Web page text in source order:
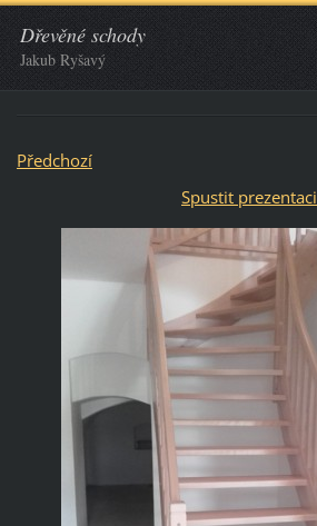
Dřevěné schody
Jakub Ryšavý
Předchozí
Spustit prezentaci